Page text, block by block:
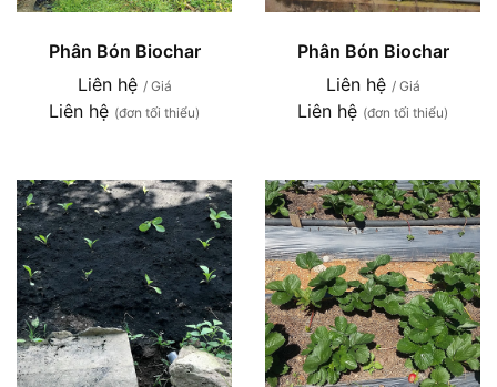
Phân Bón Biochar
Liên hệ / Giá
Liên hệ (đơn tối thiểu)
Phân Bón Biochar
Liên hệ / Giá
Liên hệ (đơn tối thiểu)